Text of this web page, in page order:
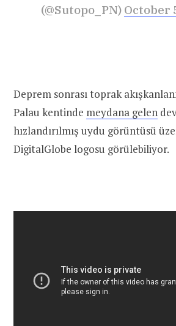
(@Sutopo_PN) October
Deprem sonrası toprak
Palau kentinde meydana gelen
hızlandırılmış uydu görüntüsü
DigitalGlobe logosu görülebiliyor.